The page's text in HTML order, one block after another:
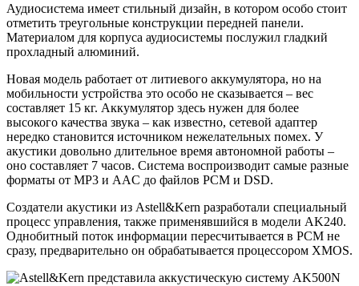
Аудиосистема имеет стильный дизайн, в котором особо стоит
отметить треугольные конструкции передней панели.
Материалом для корпуса аудиосистемы послужил гладкий
прохладный алюминий.
Новая модель работает от литиевого аккумулятора, но на
мобильности устройства это особо не сказывается – вес
составляет 15 кг. Аккумулятор здесь нужен для более
высокого качества звука – как известно, сетевой адаптер
нередко становится источником нежелательных помех. У
акустики довольно длительное время автономной работы –
оно составляет 7 часов. Система воспроизводит самые разные
форматы от MP3 и AAC до файлов PCM и DSD.
Создатели акустики из Astell&Kern разработали специальный
процесс управления, также применявшийся в модели AK240.
Однобитный поток информации пересчитывается в PCM не
сразу, предварительно он обрабатывается процессором XMOS.